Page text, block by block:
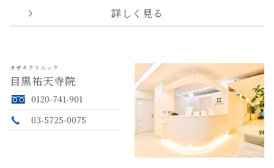
詳しく見る
オザキクリニック
目黒祐天寺院
0120-741-901
03-5725-0075